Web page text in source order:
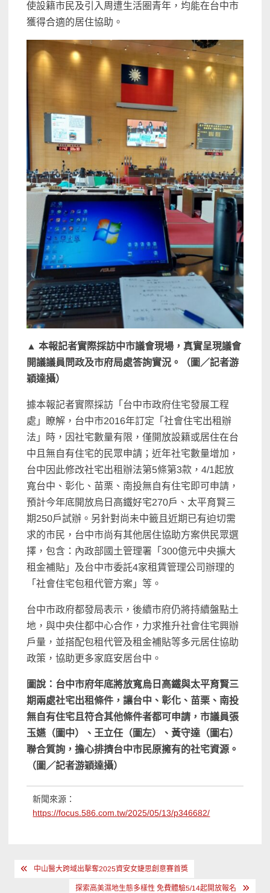
使設籍市民及引入周遭生活圈青年，均能在台中市
獲得合適的居住協助。
▲本報記者實際採訪中市議會現場，真實呈現議會
開議議員問政及市府局處答詢實況。（圖／記者游
穎達攝）
據本報記者實際採訪「台中市政府住宅發展工程
處」瞭解，台中市2016年訂定「社會住宅出租辦
法」時，因社宅數量有限，僅開放設籍或居住在台
中且無自有住宅的民眾申請；近年社宅數量增加，
台中因此修改社宅出租辦法第5條第3款，4/1起放
寬台中、彰化、苗栗、南投無自有住宅即可申請，
預計今年底開放烏日高鐵好宅270戶、太平育賢三
期250戶試辦。另針對尚未中籤且近期已有迫切需
求的市民，台中市尚有其他居住協助方案供民眾選
擇，包含：內政部國土管理署「300億元中央擴大
租金補貼」及台中市委託4家租賃管理公司辦理的
「社會住宅包租代管方案」等。
台中市政府都發局表示，後續市府仍將持續盤點土
地，與中央住都中心合作，力求推升社會住宅興辦
戶量，並搭配包租代管及租金補貼等多元居住協助
政策，協助更多家庭安居台中。
圖說： 台中市府年底將放寬烏日高鐵與太平育賢三
期兩處社宅出租條件，讓台中、彰化、苗栗、南投
無自有住宅且符合其他條件者都可申請，市議員張
玉嬿（圖中）、王立任（圖左）、黃守達（圖右）
聯合質詢，擔心排擠台中市民原擁有的社宅資源。
（圖／記者游穎達攝）
新聞來源：
https://focus.586.com.tw/2025/05/13/p346682/
文 中山醫大跨域出擊奪2025資安女婕思創意賽首獎
探索高美濕地生態多樣性 免費體驗5/14起開放報名